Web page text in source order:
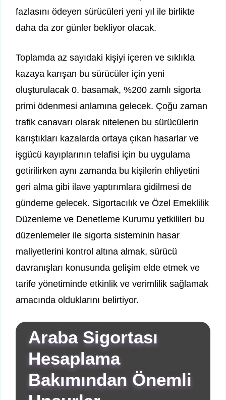
fazlasını ödeyen sürücüleri yeni yıl ile birlikte
daha da zor günler bekliyor olacak.
Toplamda az sayıdaki kişiyi içeren ve sıklıkla
kazaya karışan bu sürücüler için yeni
oluşturulacak 0. basamak, %200 zamlı sigorta
primi ödenmesi anlamına gelecek. Çoğu zaman
trafik canavarı olarak nitelenen bu sürücülerin
karıştıkları kazalarda ortaya çıkan hasarlar ve
işgücü kayıplarının telafisi için bu uygulama
getirilirken aynı zamanda bu kişilerin ehliyetini
geri alma gibi ilave yaptırımlara gidilmesi de
gündeme gelecek. Sigortacılık ve Özel Emeklilik
Düzenleme ve Denetleme Kurumu yetkilileri bu
düzenlemeler ile sigorta sisteminin hasar
maliyetlerini kontrol altına almak, sürücü
davranışları konusunda gelişim elde etmek ve
tarife yönetiminde etkinlik ve verimlilik sağlamak
amacında olduklarını belirtiyor.
Araba Sigortası
Hesaplama
Bakımından Önemli